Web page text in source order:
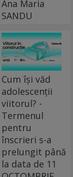
Ana Maria
SANDU
Cum își văd
adolescenții
viitorul? -
Termenul
pentru
înscrieri s-a
prelungit până
la data de 11